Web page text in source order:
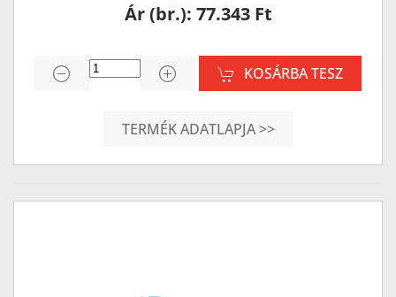
Ár (br.): 77.343 Ft
KOSÁRBA TESZ
TERMÉK ADATLAPJA >>